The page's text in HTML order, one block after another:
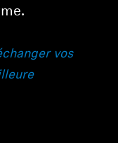
vos